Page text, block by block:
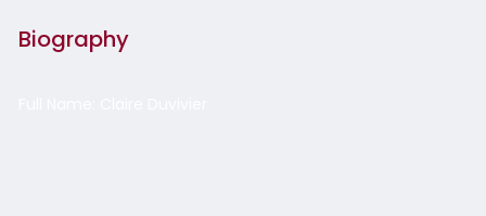
Biography